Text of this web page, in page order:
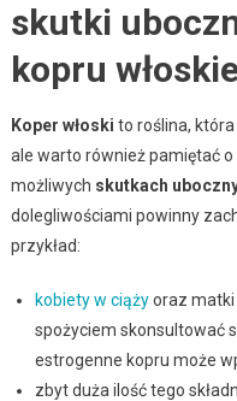
skutki
kopru
Koper włoski to roślina,
ale warto również pamiętać o
możliwych skutkach
dolegliwościami powinny
przykład:
kobiety w ciążyoraz matki
spożyciem skonsultować
estrogenne kopru może
zbyt duża ilość tego